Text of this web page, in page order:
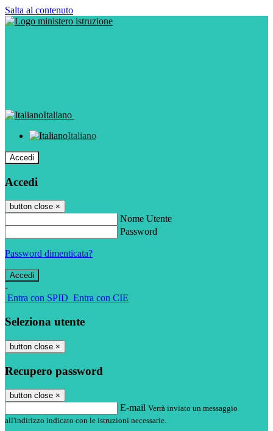
Salta al contenuto
Italiano
Italiano
Accedi
Accedi
button close ×
Nome Utente
Password
Password dimenticata?
-
Entra con SPID Entra con CIE
Seleziona utente
button close ×
Recupero password
button close ×
E-mail Verrà inviato un messaggio
all'indirizzo indicato con le istruzioni necessarie.